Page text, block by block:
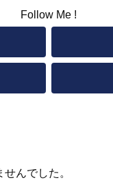
Follow Me !
んでした。